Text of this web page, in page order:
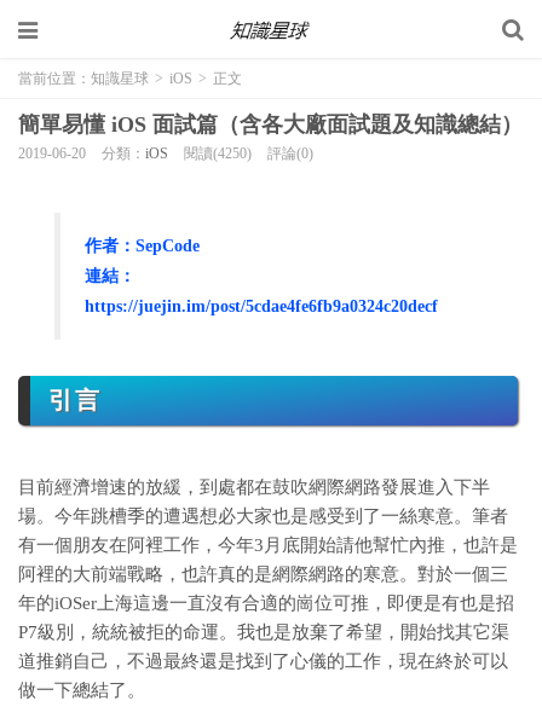
當前位置： 知識星球 > iOS > 正文
簡單易懂 iOS 面試篇（含各大廠面試題及知識總結）
2019-06-20 分類： iOS 閱讀(4250) 評論(0)
作者：SepCode
連結：
https://juejin.im/post/5cdae4fe6fb9a0324c20decf
引言
目前經濟增速的放緩，到處都在鼓吹網際網路發展進入下半
場。今年跳槽季的遭遇想必大家也是感受到了一絲寒意。筆者
有一個朋友在阿裡工作，今年3月底開始請他幫忙內推，也許是
阿裡的大前端戰略，也許真的是網際網路的寒意。對於一個三
年的iOSer上海這邊一直沒有合適的崗位可推，即便是有也是招
P7級別，統統被拒的命運。我也是放棄了希望，開始找其它渠
道推銷自己，不過最終還是找到了心儀的工作，現在終於可以
做一下總結了。